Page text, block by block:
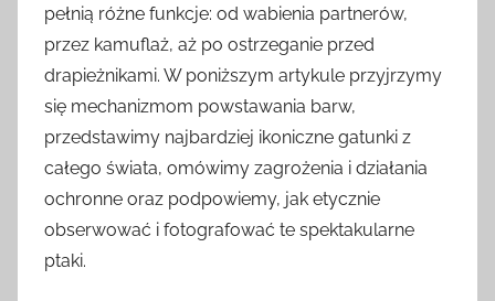
pełnią różne funkcje: od wabienia partnerów,
przez kamuflaż, aż po ostrzeganie przed
drapieżnikami. W poniższym artykule przyjrzymy
się mechanizmom powstawania barw,
przedstawimy najbardziej ikoniczne gatunki z
całego świata, omówimy zagrożenia i działania
ochronne oraz podpowiemy, jak etycznie
obserwować i fotografować te spektakularne
ptaki.